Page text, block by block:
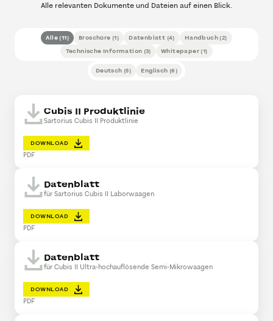
Alle relevanten Dokumente und Dateien auf einen Blick.
Alle(11) Broschüre (1) Datenblatt (4) Handbuch (2)
Technische Information (3) Whitepaper(1)
Deutsch (5) Englisch (6)
Cubis II Produktlinie
Sartorius Cubis II Produktlinie
DOWNLOAD
PDF
Datenblatt
für Sartorius Cubis II Laborwaagen
DOWNLOAD
PDF
Datenblatt
für Cubis II Ultra-hochauflösende Semi-Mikrowaagen
DOWNLOAD
PDF